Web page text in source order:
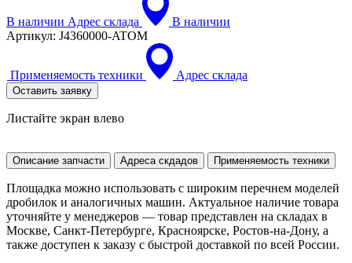
В наличии Адрес склада
В наличии
Артикул: J4360000-ATOM
Применяемость техники Адрес склада
Оставить заявку
Листайте экран влево
Описание запчасти Адреса скдадов Применяемость техники
Площадка можно использовать с широким перечнем моделей
дробилок и аналогичных машин. Актуальное наличие товара
уточняйте у менеджеров — товар представлен на складах в
Москве, Санкт-Петербурге, Красноярске, Ростов-на-Дону, а
также доступен к заказу с быстрой доставкой по всей России.